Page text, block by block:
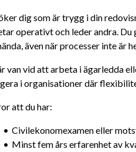
dig som är trygg i din
operativt och leder andra.
även när processer inte är
van vid att arbeta i ägarledda
i organisationer där
att du har:
Civilekonomexamen eller
Minst fem års erfarenhet av